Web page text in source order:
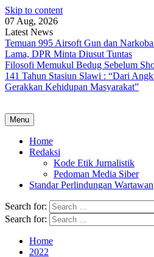
Skip to content
07 Aug, 2026
Latest News
Temuan 995 Airsoft Gun dan
Lama, DPR Minta Diusut Tuntas
Filosofi Memukul Bedug Sebelum
141 Tahun Stasiun Slawi : “Dari
Gerakkan Kehidupan Masyarakat”
Menu
Home
Redaksi
Kode Etik Jurnalistik
Pedoman Media Siber
Standar Perlindungan Wartawan
Search for:
Search for:
Home
2022